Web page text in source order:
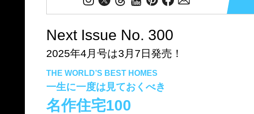
Next Issue No. 300
2025年4月号は3月7日発売！
THE WORLD’S BEST HOMES
一生に一度は見ておくべき
名作住宅100